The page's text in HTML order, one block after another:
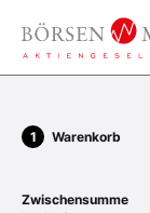
Warenkorb
Zwischensumme